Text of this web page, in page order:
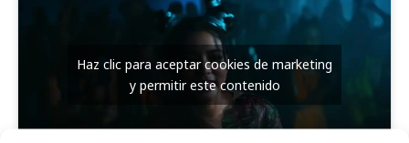
Haz clic para aceptar cookies de marketing
y permitir este contenido